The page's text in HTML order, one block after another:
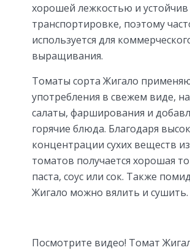
хорошей лежкостью и устойчив
транспортировке, поэтому
используется для
выращивания.
Томаты сорта Жигало
употребления в свежем виде,
салаты, фарширования и
горячие блюда. Благодаря
концентрации сухих веществ
томатов получается хорошая
паста, соус или сок. Также
Жигало можно вялить и сушить.
Посмотрите видео! Томат